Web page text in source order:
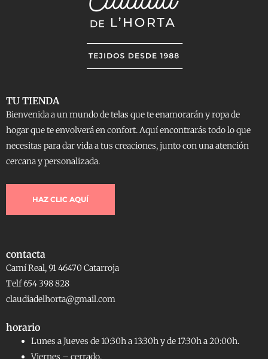
TU TIENDA
Bienvenida a un mundo de telas que te enamorarán y ropa de
hogar que te envolverá en confort. Aquí encontrarás todo lo que
necesitas para dar vida a tus creaciones, junto con una atención
cercana y personalizada.
HAZ CLIC AQUÍ
contacta
Camí Real, 91 46470 Catarroja
Telf 654 398 828
claudiadelhorta@gmail.com
horario
Lunes a Jueves de 10:30h a 13:30h y de 17:30h a 20:00h.
Viernes – cerrado.